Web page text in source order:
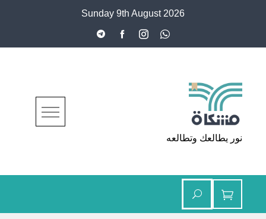
Sunday 9th August 2026
مشكاة
نور يطالعك وتطالعه